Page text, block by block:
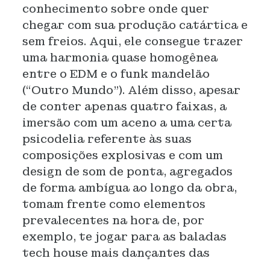
conhecimento sobre onde quer
chegar com sua produção catártica e
sem freios. Aqui, ele consegue trazer
uma harmonia quase homogênea
entre o EDM e o funk mandelão
(“Outro Mundo”). Além disso, apesar
de conter apenas quatro faixas, a
imersão com um aceno a uma certa
psicodelia referente às suas
composições explosivas e com um
design de som de ponta, agregados
de forma ambígua ao longo da obra,
tomam frente como elementos
prevalecentes na hora de, por
exemplo, te jogar para as baladas
tech house mais dançantes das